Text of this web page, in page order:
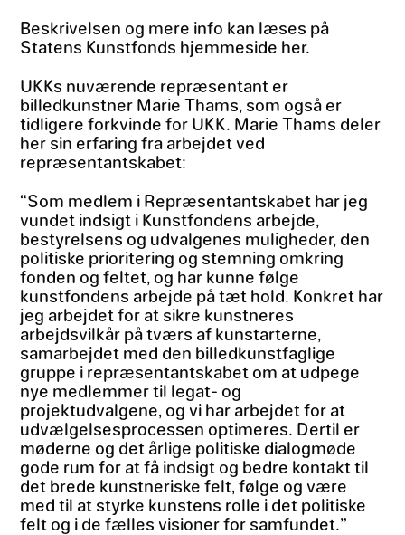
Beskrivelsen og mere info kan læses på
Statens Kunstfonds hjemmeside her.
UKKs nuværende repræsentant er
billedkunstner Marie Thams, som også er
tidligere forkvinde for UKK. Marie Thams deler
her sin erfaring fra arbejdet ved
repræsentantskabet:
“Som medlem i Repræsentantskabet har jeg
vundet indsigt i Kunstfondens arbejde,
bestyrelsens og udvalgenes muligheder, den
politiske prioritering og stemning omkring
fonden og feltet, og har kunne følge
kunstfondens arbejde på tæt hold. Konkret har
jeg arbejdet for at sikre kunstneres
arbejdsvilkår på tværs af kunstarterne,
samarbejdet med den billedkunstfaglige
gruppe i repræsentantskabet om at udpege
nye medlemmer til legat- og
projektudvalgene, og vi har arbejdet for at
udvælgelsesprocessen optimeres. Dertil er
møderne og det årlige politiske dialogmøde
gode rum for at få indsigt og bedre kontakt til
det brede kunstneriske felt, følge og være
med til at styrke kunstens rolle i det politiske
felt og i de fælles visioner for samfundet.”